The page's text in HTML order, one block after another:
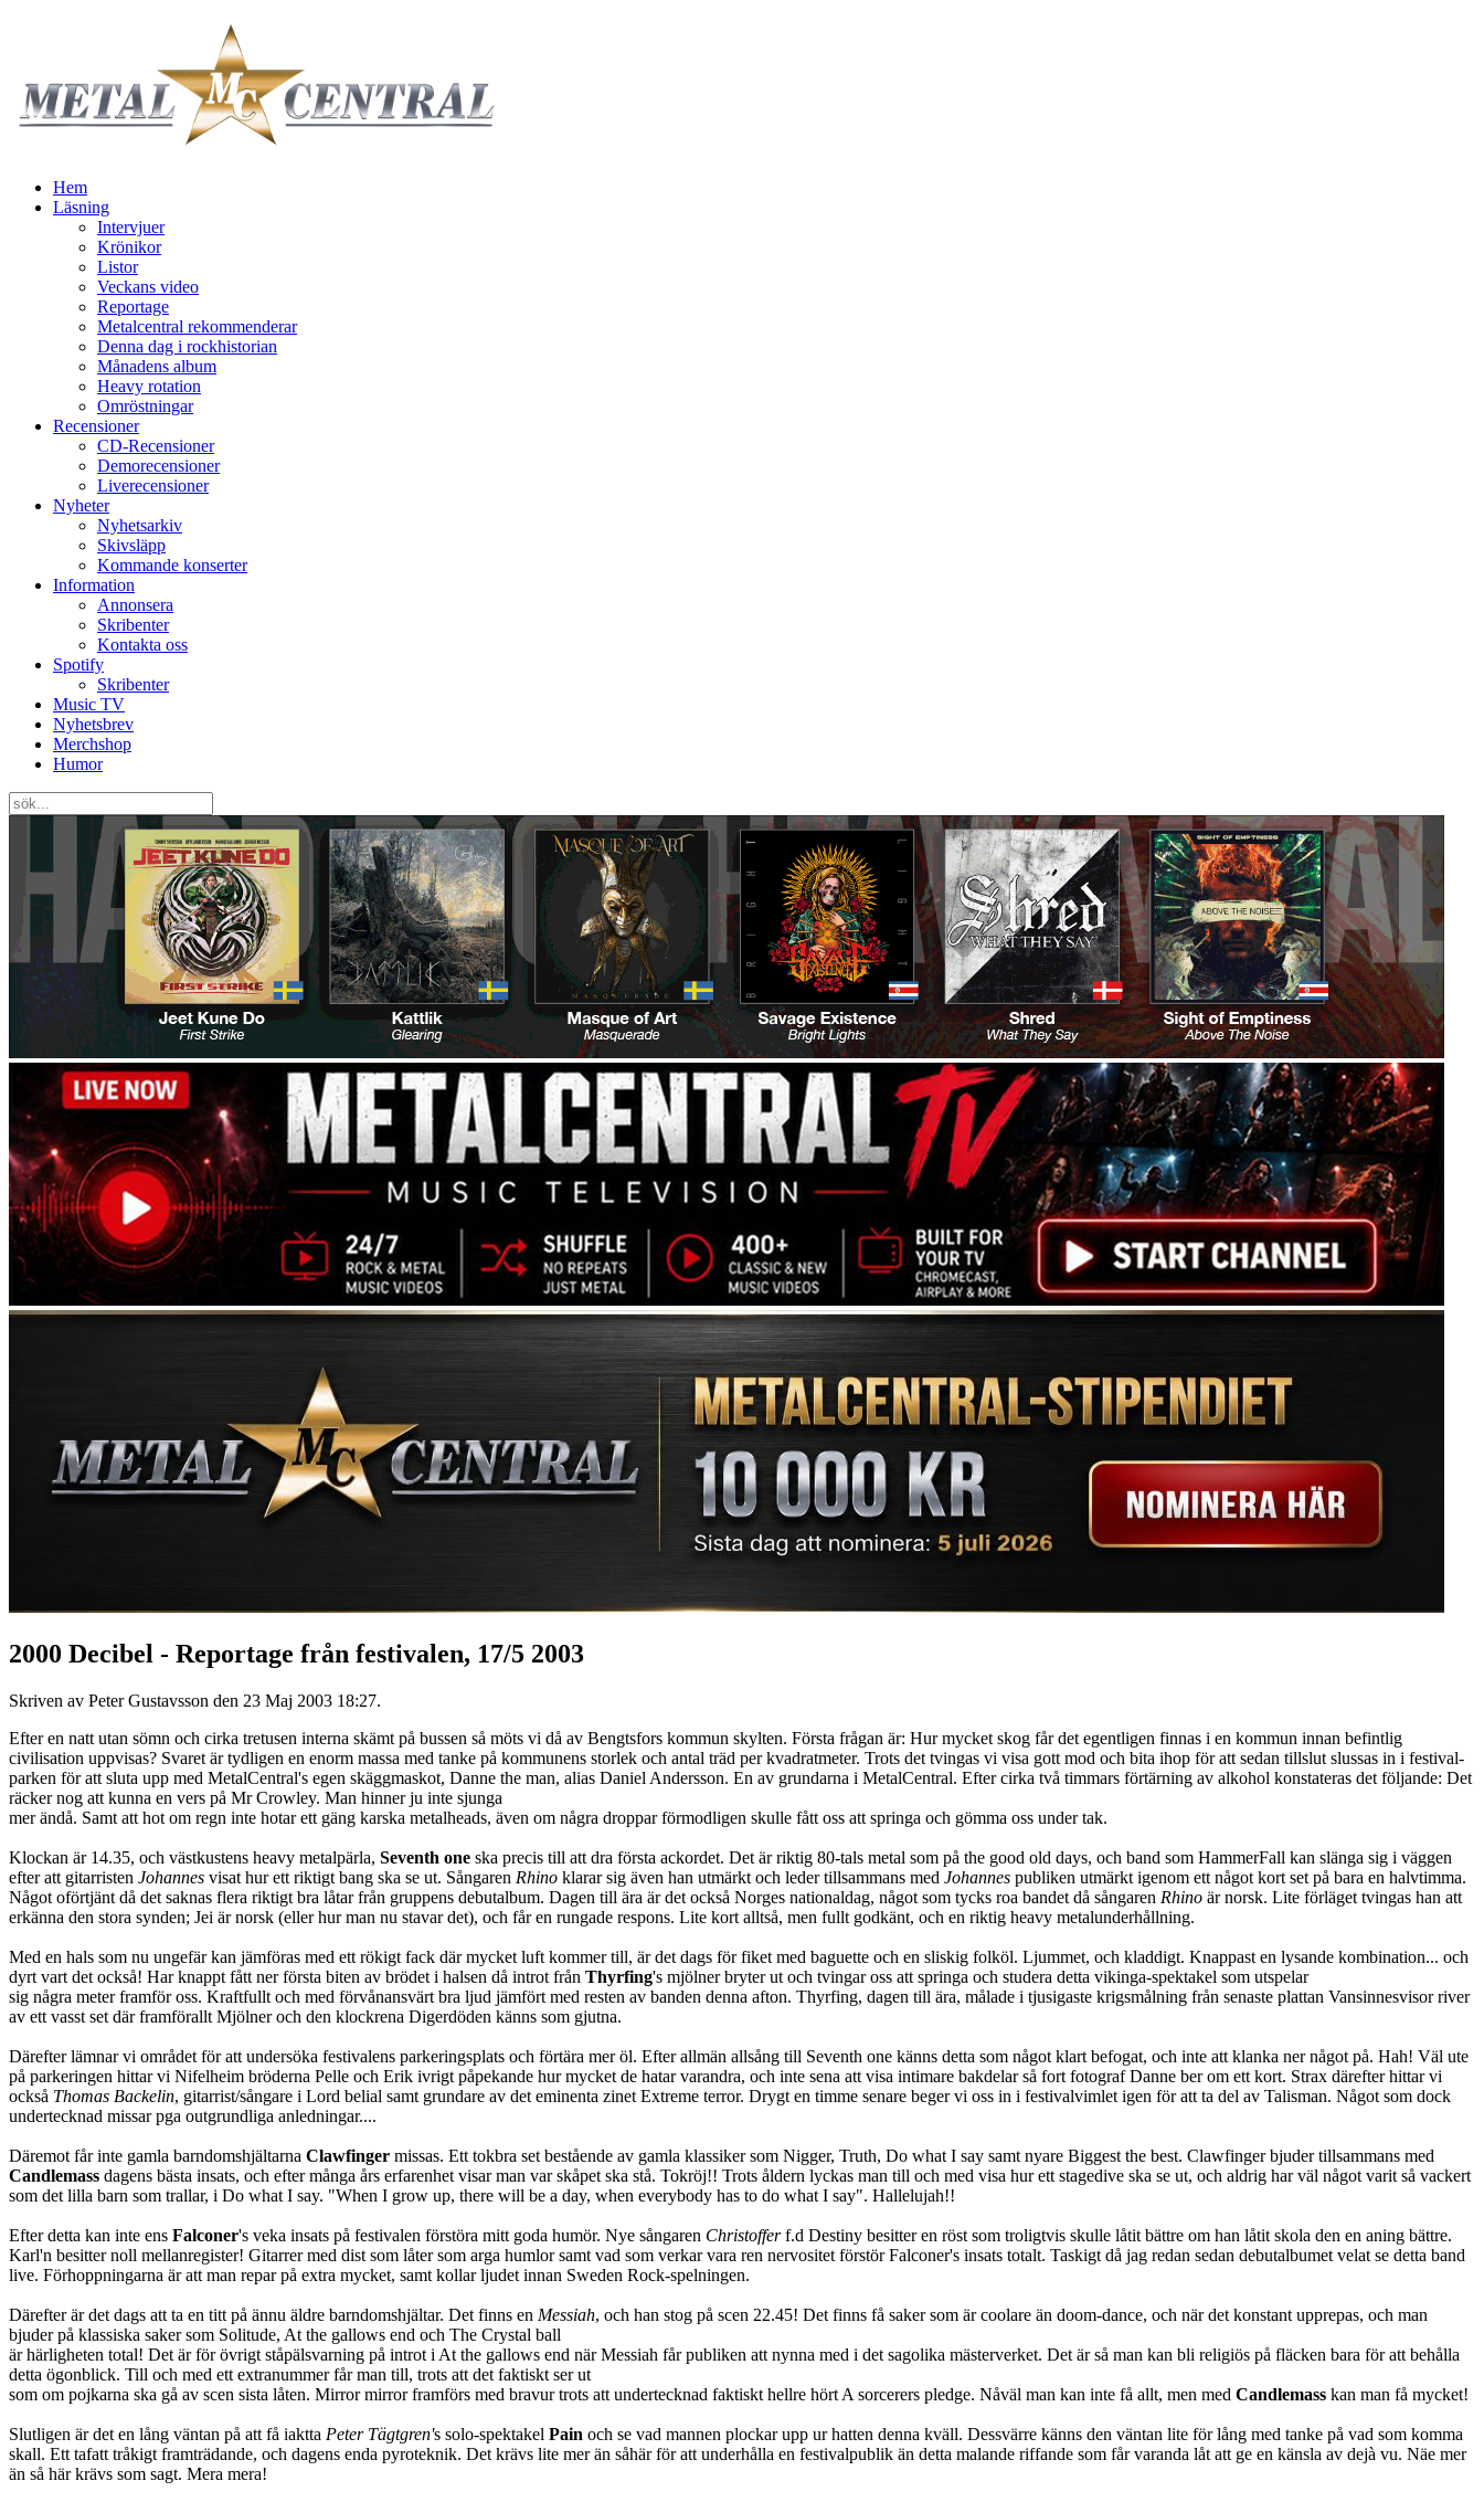
Hem
Läsning
Intervjuer
Krönikor
Listor
Veckans video
Reportage
Metalcentral rekommenderar
Denna dag i rockhistorian
Månadens album
Heavy rotation
Omröstningar
Recensioner
CD-Recensioner
Demorecensioner
Liverecensioner
Nyheter
Nyhetsarkiv
Skivsläpp
Kommande konserter
Information
Annonsera
Skribenter
Kontakta oss
Spotify
Skribenter
Music TV
Nyhetsbrev
Merchshop
Humor
2000 Decibel - Reportage från festivalen, 17/5 2003
Skriven av Peter Gustavsson den 23 Maj 2003 18:27.
Efter en natt utan sömn och cirka tretusen interna skämt på bussen så möts vi då av Bengtsfors kommun skylten. Första frågan är: Hur mycket skog får det egentligen finnas i en kommun innan befintlig
civilisation uppvisas? Svaret är tydligen en enorm massa med tanke på kommunens storlek och antal träd per kvadratmeter. Trots det tvingas vi visa gott mod och bita ihop för att sedan tillslut slussas in i festival-
parken för att sluta upp med MetalCentral's egen skäggmaskot, Danne the man, alias Daniel Andersson. En av grundarna i MetalCentral. Efter cirka två timmars förtärning av alkohol konstateras det följande: Det
räcker nog att kunna en vers på Mr Crowley. Man hinner ju inte sjunga
mer ändå. Samt att hot om regn inte hotar ett gäng karska metalheads, även om några droppar förmodligen skulle fått oss att springa och gömma oss under tak.
Klockan är 14.35, och västkustens heavy metalpärla, Seventh one ska precis till att dra första ackordet. Det är riktig 80-tals metal som på the good old days, och band som HammerFall kan slänga sig i väggen
efter att gitarristen Johannes visat hur ett riktigt bang ska se ut. Sångaren Rhino klarar sig även han utmärkt och leder tillsammans med Johannes publiken utmärkt igenom ett något kort set på bara en halvtimma.
Något oförtjänt då det saknas flera riktigt bra låtar från gruppens debutalbum. Dagen till ära är det också Norges nationaldag, något som tycks roa bandet då sångaren Rhino är norsk. Lite förläget tvingas han att
erkänna den stora synden; Jei är norsk (eller hur man nu stavar det), och får en rungade respons. Lite kort alltså, men fullt godkänt, och en riktig heavy metalunderhållning.
Med en hals som nu ungefär kan jämföras med ett rökigt fack där mycket luft kommer till, är det dags för fiket med baguette och en sliskig folköl. Ljummet, och kladdigt. Knappast en lysande kombination... och
dyrt vart det också! Har knappt fått ner första biten av brödet i halsen då introt från Thyrfing's mjölner bryter ut och tvingar oss att springa och studera detta vikinga-spektakel som utspelar
sig några meter framför oss. Kraftfullt och med förvånansvärt bra ljud jämfört med resten av banden denna afton. Thyrfing, dagen till ära, målade i tjusigaste krigsmålning från senaste plattan Vansinnesvisor river
av ett vasst set där framförallt Mjölner och den klockrena Digerdöden känns som gjutna.
Därefter lämnar vi området för att undersöka festivalens parkeringsplats och förtära mer öl. Efter allmän allsång till Seventh one känns detta som något klart befogat, och inte att klanka ner något på. Hah! Väl ute
på parkeringen hittar vi Nifelheim bröderna Pelle och Erik ivrigt påpekande hur mycket de hatar varandra, och inte sena att visa intimare bakdelar så fort fotograf Danne ber om ett kort. Strax därefter hittar vi
också Thomas Backelin, gitarrist/sångare i Lord belial samt grundare av det eminenta zinet Extreme terror. Drygt en timme senare beger vi oss in i festivalvimlet igen för att ta del av Talisman. Något som dock
undertecknad missar pga outgrundliga anledningar....
Däremot får inte gamla barndomshjältarna Clawfinger missas. Ett tokbra set bestående av gamla klassiker som Nigger, Truth, Do what I say samt nyare Biggest the best. Clawfinger bjuder tillsammans med
Candlemass dagens bästa insats, och efter många års erfarenhet visar man var skåpet ska stå. Tokröj!! Trots åldern lyckas man till och med visa hur ett stagedive ska se ut, och aldrig har väl något varit så vackert
som det lilla barn som trallar, i Do what I say. "When I grow up, there will be a day, when everybody has to do what I say". Hallelujah!!
Efter detta kan inte ens Falconer's veka insats på festivalen förstöra mitt goda humör. Nye sångaren Christofferf.d Destiny besitter en röst som troligtvis skulle låtit bättre om han låtit skola den en aning bättre.
Karl'n besitter noll mellanregister! Gitarrer med dist som låter som arga humlor samt vad som verkar vara ren nervositet förstör Falconer's insats totalt. Taskigt då jag redan sedan debutalbumet velat se detta band
live. Förhoppningarna är att man repar på extra mycket, samt kollar ljudet innan Sweden Rock-spelningen.
Därefter är det dags att ta en titt på ännu äldre barndomshjältar. Det finns en Messiah, och han stog på scen 22.45! Det finns få saker som är coolare än doom-dance, och när det konstant upprepas, och man
bjuder på klassiska saker som Solitude, At the gallows end och The Crystal ball
är härligheten total! Det är för övrigt ståpälsvarning på introt i At the gallows end när Messiah får publiken att nynna med i det sagolika mästerverket. Det är så man kan bli religiös på fläcken bara för att behålla
detta ögonblick. Till och med ett extranummer får man till, trots att det faktiskt ser ut
som om pojkarna ska gå av scen sista låten. Mirror mirror framförs med bravur trots att undertecknad faktiskt hellre hört A sorcerers pledge. Nåväl man kan inte få allt, men med Candlemass kan man få mycket!
Slutligen är det en lång väntan på att få iaktta Peter Tägtgren's solo-spektakel Pain och se vad mannen plockar upp ur hatten denna kväll. Dessvärre känns den väntan lite för lång med tanke på vad som komma
skall. Ett tafatt tråkigt framträdande, och dagens enda pyroteknik. Det krävs lite mer än såhär för att underhålla en festivalpublik än detta malande riffande som får varanda låt att ge en känsla av dejà vu. Näe mer
än så här krävs som sagt. Mera mera!